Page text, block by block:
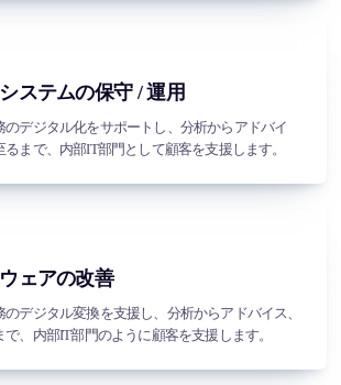
ステムの保守 / 運用
のデジタル化をサポートし、分析からアドバイ
まで、内部IT部門として顧客を支援します。
ェアの改善
デジタル変換を支援し、分析からアドバイス、
、内部IT部門のように顧客を支援します。